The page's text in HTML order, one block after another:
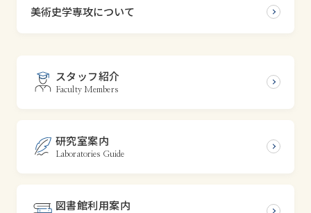
美術史学専攻について
スタッフ紹介
Faculty Members
研究室案内
Laboratories Guide
図書館利用案内
English